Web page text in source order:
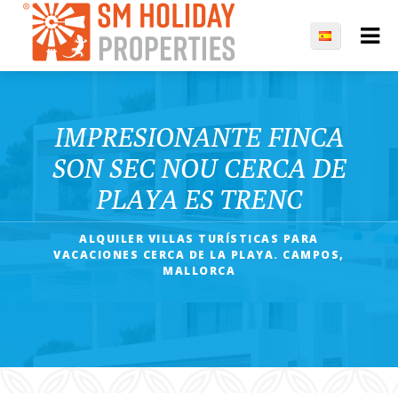
IMPRESIONANTE FINCA
SON SEC NOU CERCA DE
PLAYA ES TRENC
ALQUILER VILLAS TURÍSTICAS PARA
VACACIONES CERCA DE LA PLAYA. CAMPOS,
MALLORCA